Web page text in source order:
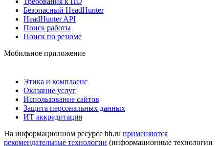
Безопасный HeadHunter
HeadHunter API
Поиск работы
Поиск по резюме
Мобильное приложение
Этика и комплаенс
Оказание услуг
Использование сайтов
Защита персональных данных
ИТ аккредитация
На информационном ресурсе hh.ru применяются
рекомендательные технологии (информационные технологии